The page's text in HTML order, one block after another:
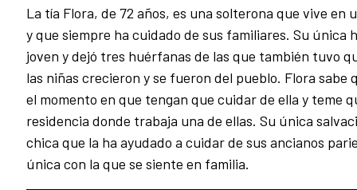
La tía Flora, de 72 años, es una solterona que vive en
y que siempre ha cuidado de sus familiares. Su única
joven y dejó tres huérfanas de las que también tuvo
las niñas crecieron y se fueron del pueblo. Flora sabe
el momento en que tengan que cuidar de ella y teme
residencia donde trabaja una de ellas. Su única
chica que la ha ayudado a cuidar de sus ancianos
única con la que se siente en familia.